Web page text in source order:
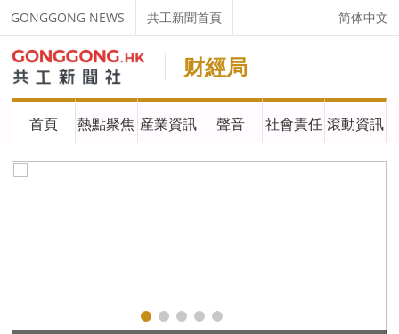
GONGGONG NEWS 共工新聞首頁 简体中文
财經局
首頁 熱點聚焦 産業資訊 聲音 社會責任 滾動資訊